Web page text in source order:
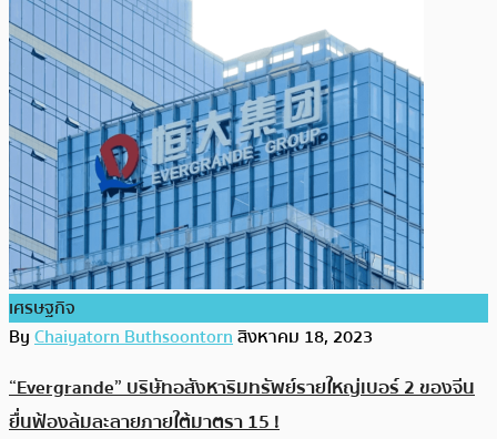
เศรษฐกิจ
ByChaiyatorn Buthsoontornสิงหาคม 18, 2023
“Evergrande” บริษัทอสังหาริมทรัพย์รายใหญ่เบอร์ 2 ของจีน
ยื่นฟ้องล้มละลายภายใต้มาตรา 15 !